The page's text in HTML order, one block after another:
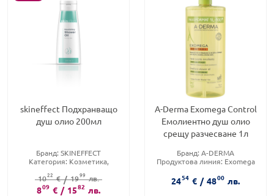
skineffect Подхранващо
душ олио 200мл
Бранд: SKINEFFECT
Категория: Козметика,
Форма на продукта:душ
олио
1022 € / 1999 лв.
809 € / 1582 лв.
A-Derma Exomega Control
Емолиентно душ олио
срещу разчесване 1л
Бранд: A-DERMA
Продуктова линия: Exomega
Форма на продукта:душ
олио
2454 € / 4800 лв.